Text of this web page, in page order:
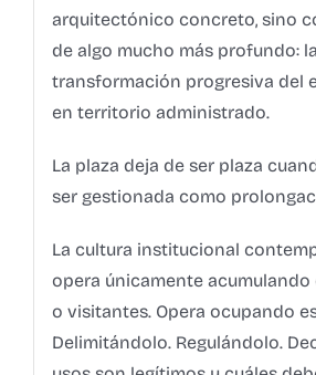
arquitectónico concreto, sino
de algo mucho más profundo: la
transformación progresiva del
en territorio administrado.
La plaza deja de ser plaza
ser gestionada como
La cultura institucional
opera únicamente acumulando
o visitantes. Opera ocupando
Delimitándolo. Regulándolo.